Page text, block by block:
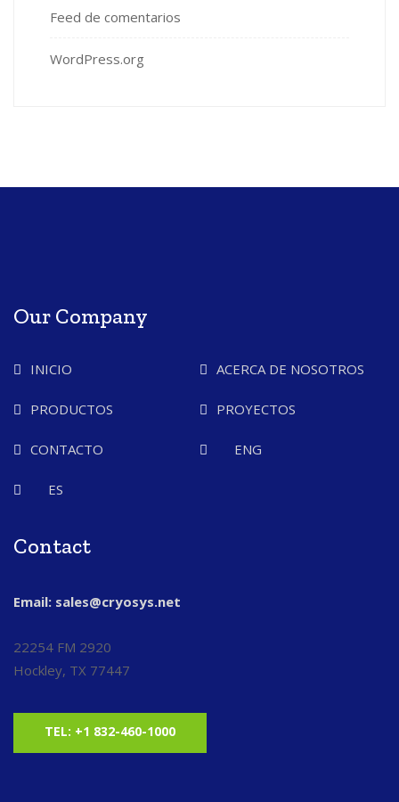
Feed de comentarios
WordPress.org
Our Company
INICIO ACERCA DE NOSOTROS
PRODUCTOS PROYECTOS
CONTACTO ENG
ES
Contact
Email: sales@cryosys.net
22254 FM 2920
Hockley, TX 77447
TEL: +1 832-460-1000